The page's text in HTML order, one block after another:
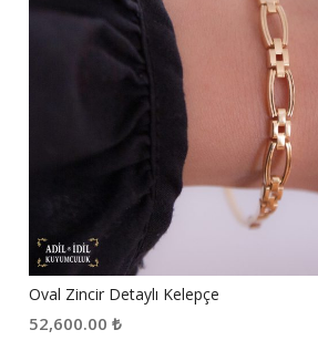
Oval Zincir Detaylı Kelepçe
52,600.00 ₺